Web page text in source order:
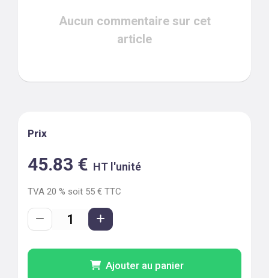
Aucun commentaire sur cet
article
Prix
45.83 € HT l'unité
TVA 20 % soit 55 € TTC
Ajouter au panier